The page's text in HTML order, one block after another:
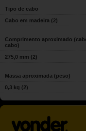
Tipo de cabo
Cabo em madeira (2)
Comprimento aproximado
cabo)
275,0 mm (2)
Massa aproximada (peso)
0,3 kg (2)